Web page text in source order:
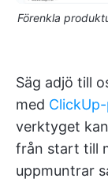
Förenkla
Säg adjö till
med
verktyget
från start till
uppmuntrar